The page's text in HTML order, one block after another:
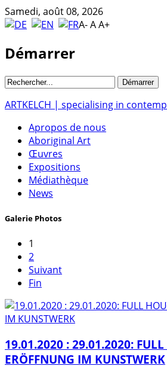
Samedi, août 08, 2026
A-AA+
Démarrer
ARTKELCH | specialising in
Apropos de nous
Aboriginal Art
Œuvres
Expositions
Médiathèque
News
Galerie Photos
1
2
Suivant
Fin
19.01.2020 : 29.01.2020: FULL
ERÖFFNUNG IM KUNSTWERK